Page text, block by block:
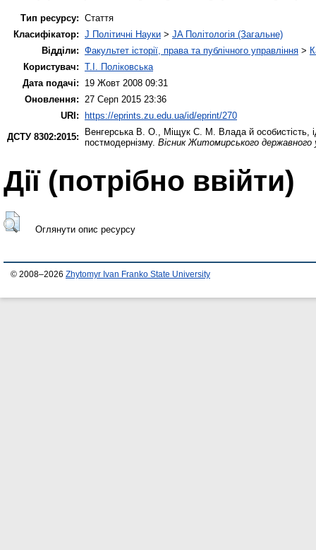
Тип ресурсу: Стаття
Класифікатор: J Політичні Науки > JA Політологія (Загальне)
Відділи: Факультет історії, права та публічного управління >
Користувач: Т.І. Поліковська
Дата подачі:
19 Жовт 2008 09:31
Оновлення:
27 Серп 2015 23:36
URI: https://eprints.zu.edu.ua/id/eprint/270
ДСТУ 8302:2015:
Венгерська В. О. Міщук С. М.
Влада й особистість,
постмодернізму. Вісник Житомирського державного
Дії ​​(потрібно ввійти)
Оглянути опис ресурсу
© 2008–2026 Zhytomyr Ivan Franko State University